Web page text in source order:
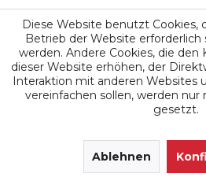
699,00 €
Merken
Diese Website benutzt Cookies,
Betrieb der Website
werden. Andere Cookies, die
dieser Website erhöhen, der
Interaktion mit anderen Websites
vereinfachen sollen, werden
gesetzt.
Ablehnen
SEHR GUT (4.9 / 5)
Bewertungen bei: google.de,
Informationen zur Echtheit der